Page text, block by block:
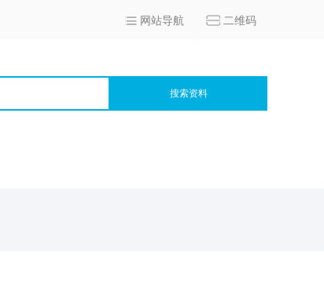
网站导航 二维码
搜索资料